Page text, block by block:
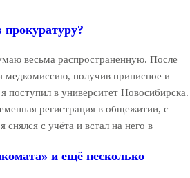
прокуратуру?
весьма распространенную. После
медкомиссию, получив приписное и
поступил в университет Новосибирска.
регистрация в общежитии, с
снялся с учёта и встал на него в
и ещё несколько